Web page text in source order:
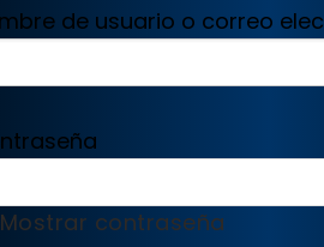
de usuario o correo
Mostrar contraseña